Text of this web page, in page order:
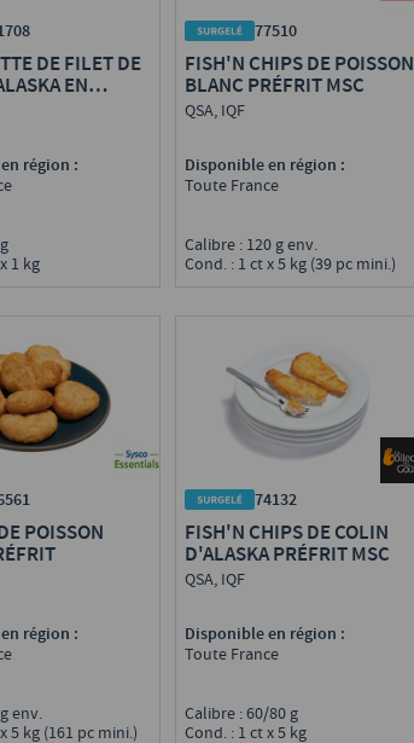
DE FILET DE
EN
PRÉFRIT
région :
1 kg
77510
FISH'N CHIPS DE POISSON
BLANC PRÉFRIT MSC
QSA, IQF
Disponible en région :
Toute France
Calibre : 120 g env.
Cond. : 1 ct x 5 kg (39 pc mini.)
POISSON
région :
env.
5 kg (161 pc mini.)
74132
FISH'N CHIPS DE COLIN
D'ALASKA PRÉFRIT MSC
QSA, IQF
Disponible en région :
Toute France
Calibre : 60/80 g
Cond. : 1 ct x 5 kg